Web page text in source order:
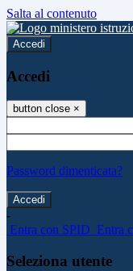
Salta al contenuto
Accedi
Accedi
button close ×
Password dimenticata?
-
Entra con SPID Entra
Seleziona utente